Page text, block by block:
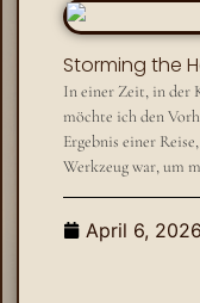
Storming the
​In einer Zeit, in der
möchte ich den
Ergebnis einer
Werkzeug war, um
April 6, 2026